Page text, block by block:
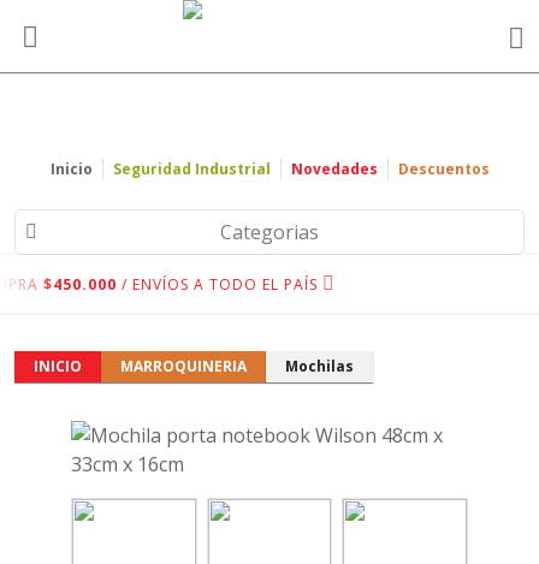
Inicio Seguridad Industrial Novedades Descuentos
Categorias
$450.000 / ENVÍOS A TODO EL PAÍS
INICIO MARROQUINERIA Mochilas